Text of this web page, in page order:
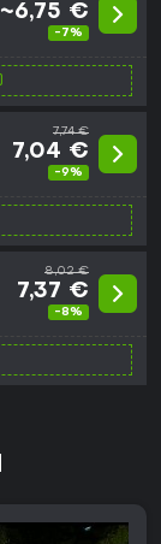
~6,75 €
-7%
7,74 €
7,04 €
-9%
8,02 €
7,37 €
-8%